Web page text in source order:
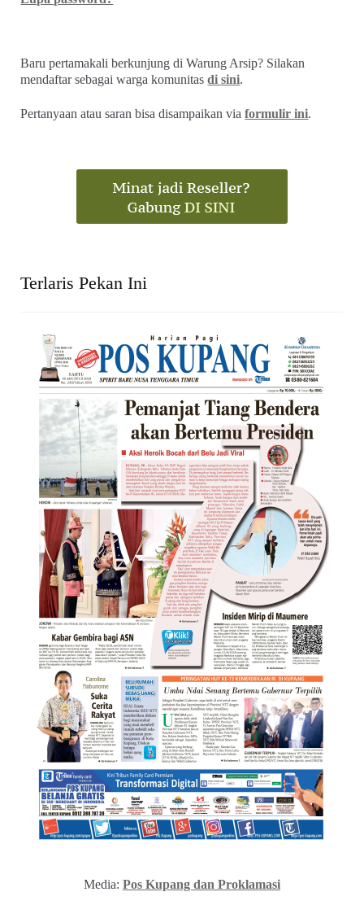
Baru pertamakali berkunjung di Warung Arsip? Silakan
mendaftar sebagai warga komunitasdi sini.
Pertanyaan atau saran bisa disampaikan viaformulir ini.
Terlaris Pekan Ini
Media: Pos Kupang dan Proklamasi